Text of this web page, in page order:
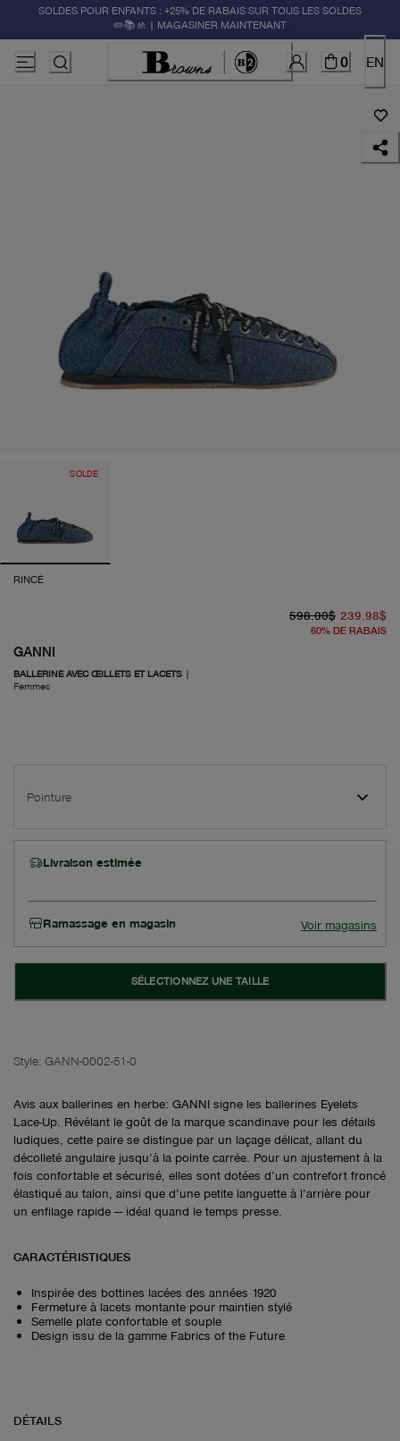
SOLDES POUR ENFANTS : +25% DE RABAIS SUR TOUS LES SOLDES
✏️📚🚸 | MAGASINER MAINTENANT
0 EN
SOLDE
RINCÉ
GANNI
BALLERINE AVEC ŒILLETS ET LACETS |
Femmes
598.00$ 239.98$
60% DE RABAIS
Pointure
Livraison estimée
Ramassage en magasin Voir magasins
SÉLECTIONNEZ UNE TAILLE
Style: GANN-0002-51-0
Avis aux ballerines en herbe: GANNI signe les ballerines Eyelets
Lace-Up. Révélant le goût de la marque scandinave pour les détails
ludiques, cette paire se distingue par un laçage délicat, allant du
décolleté angulaire jusqu’à la pointe carrée. Pour un ajustement à la
fois confortable et sécurisé, elles sont dotées d’un contrefort froncé
élastiqué au talon, ainsi que d’une petite languette à l’arrière pour
un enfilage rapide — idéal quand le temps presse.
CARACTÉRISTIQUES
Inspirée des bottines lacées des années 1920
Fermeture à lacets montante pour maintien stylé
Semelle plate confortable et souple
Design issu de la gamme Fabrics of the Future
DÉTAILS